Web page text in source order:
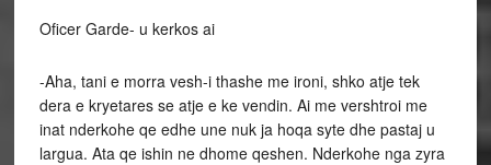
Oficer Garde- u kerkos ai
-Aha, tani e morra vesh-i thashe me ironi, shko atje tek
dera e kryetares se atje e ke vendin. Ai me vershtroi me
inat nderkohe qe edhe une nuk ja hoqa syte dhe pastaj u
largua. Ata qe ishin ne dhome qeshen. Nderkohe nga zyra